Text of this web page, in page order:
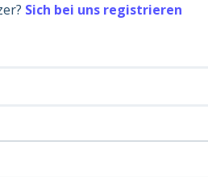
Sich bei uns registrieren